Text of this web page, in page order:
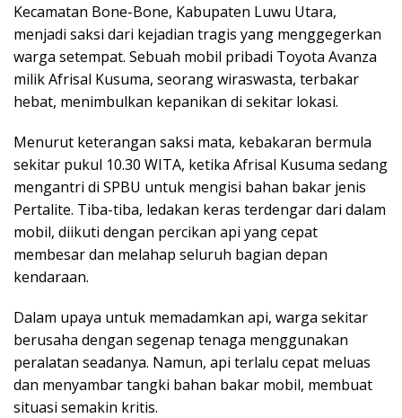
Kecamatan Bone-Bone, Kabupaten Luwu Utara,
menjadi saksi dari kejadian tragis yang menggegerkan
warga setempat. Sebuah mobil pribadi Toyota Avanza
milik Afrisal Kusuma, seorang wiraswasta, terbakar
hebat, menimbulkan kepanikan di sekitar lokasi.
Menurut keterangan saksi mata, kebakaran bermula
sekitar pukul 10.30 WITA, ketika Afrisal Kusuma sedang
mengantri di SPBU untuk mengisi bahan bakar jenis
Pertalite. Tiba-tiba, ledakan keras terdengar dari dalam
mobil, diikuti dengan percikan api yang cepat
membesar dan melahap seluruh bagian depan
kendaraan.
Dalam upaya untuk memadamkan api, warga sekitar
berusaha dengan segenap tenaga menggunakan
peralatan seadanya. Namun, api terlalu cepat meluas
dan menyambar tangki bahan bakar mobil, membuat
situasi semakin kritis.